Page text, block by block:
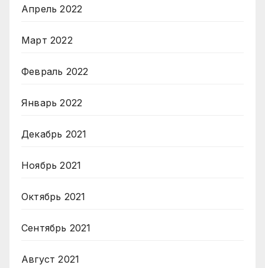
Апрель 2022
Март 2022
Февраль 2022
Январь 2022
Декабрь 2021
Ноябрь 2021
Октябрь 2021
Сентябрь 2021
Август 2021